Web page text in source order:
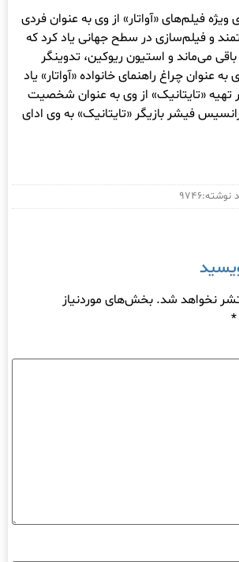
فیلم‌های «آواتار» از وی به عنوان فردی
و فیلم‌سازی در سطح جهانی یاد کرد که
می‌ماند و استیون ریوکین، تدوینگر
به عنوان چراغ راهنمای خانواده «آواتار» یاد
تهیه «تایتانیک» از وی به عنوان شخصیت
فیشر بازیگر «تایتانیک» به وی ادای
نوشته:9746
نخواهد شد. بخش‌های موردنیاز
*